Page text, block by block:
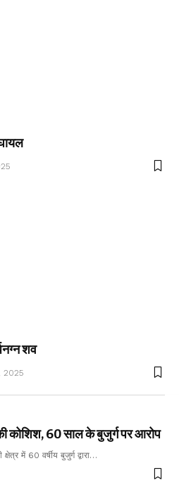
शव
2025
कोशिश, 60 साल के बुजुर्ग पर आरोप
में 60 वर्षीय बुजुर्ग द्वारा…